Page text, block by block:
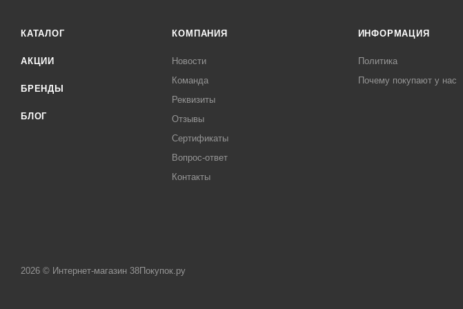
КАТАЛОГ
АКЦИИ
БРЕНДЫ
БЛОГ
КОМПАНИЯ
Новости
Команда
Реквизиты
Отзывы
Сертификаты
Вопрос-ответ
Контакты
ИНФОРМАЦИЯ
Политика
Почему покупают у нас
2026 © Интернет-магазин 38Покупок.ру